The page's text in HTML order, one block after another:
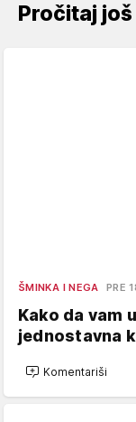
Pročitaj još
ŠMINKA I NEGA PRE
Kako da vam
jednostavna
Komentariši